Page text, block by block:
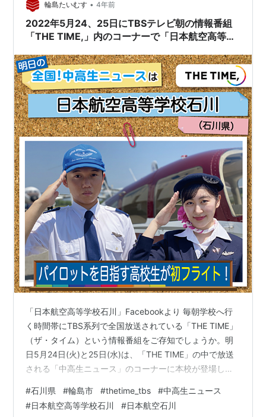
輪島たいむす • 4年前
2022年5月24、25日にTBSテレビ朝の情報番組
「THE TIME,」内のコーナーで「日本航空高等学
「日本航空高等学校石川」Facebookより 毎朝学校へ行
く時間帯にTBS系列で全国放送されている「THE TIME」
（ザ・タイム）という情報番組をご存知でしょうか。明
日5月24日(火)と25日(水)は、「THE TIME」の中で放送
される「中高生ニュース」のコーナーに本校が登場しま
イトの様子や、本校ダンス部が取り組むYouTube動画撮
影の裏側などが紹介されます。 放送時間は両日とも午前
#石川県 #輪島市 #thetime_tbs #中高生ニュース
#日本航空高等学校石川 #日本航空石川